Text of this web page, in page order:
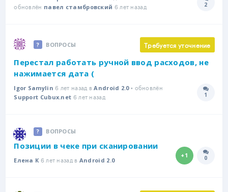
обновлён павел стамбровский 6 лет назад 2
ВОПРОСЫ Требуется уточнение
Перестал работать ручной ввод расходов, не
нажимается дата (
Igor Samylin 6 лет назад вAndroid 2.0• обновлён
Support Cubux.net 6 лет назад 1
ВОПРОСЫ
Позиции в чеке при сканировании
Елена К 6 лет назад в Android 2.0
+1 0